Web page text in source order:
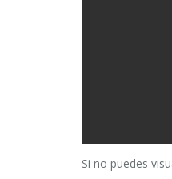
Si no puedes